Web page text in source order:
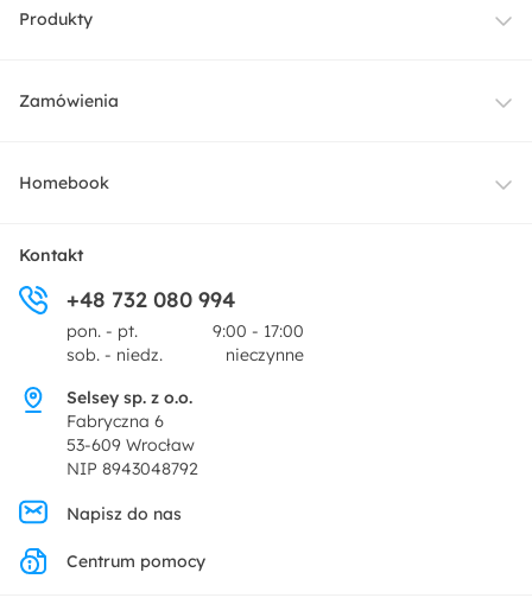
Produkty
Meble
Dekoracje i akcesoria
Promocje
Zamówienia
Dostawa
Zwroty
Pytania i odpowiedzi
Homebook
O nas
Centrum prasowe
Regulamin
Polityka prywatności
Ustawienia prywatności
Kontakt
+48 732 080 994
pon. - pt.
9:00 - 17:00
sob. - niedz.
nieczynne
Selsey sp. z o.o.
Fabryczna 6
53-609 Wrocław
NIP 8943048792
Napisz do nas
Centrum pomocy